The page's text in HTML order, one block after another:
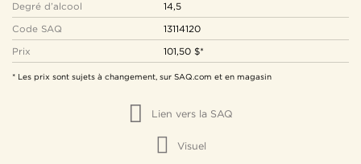
Degré d’alcool 14,5
Code SAQ 13114120
Prix 101,50 $*
* Les prix sont sujets à changement, sur SAQ.com et en magasin
Lien vers la SAQ
Visuel